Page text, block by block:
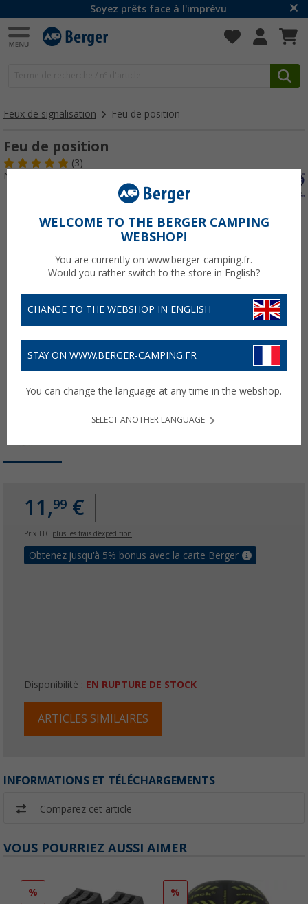
Soyez prêts face à l'imprévu
Feux de signalisation Feu de position
Feu de position
(3)
N° d'art : 153450
11,99 €
Prix TTC plus les frais d'expédition
Obtenez jusqu'à 5% bonus avec la carte Berger
Disponibilité : EN RUPTURE DE STOCK
ARTICLES SIMILAIRES
INFORMATIONS ET TÉLÉCHARGEMENTS
Comparez cet article
VOUS POURRIEZ AUSSI AIMER
% %
WELCOME TO THE BERGER CAMPING
WEBSHOP!
You are currently on www.berger-camping.fr.
Would you rather switch to the store in English?
CHANGE TO THE WEBSHOP IN ENGLISH
STAY ON WWW.BERGER-CAMPING.FR
You can change the language at any time in the webshop.
SELECT ANOTHER LANGUAGE